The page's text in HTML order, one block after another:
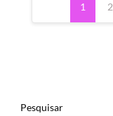
posts
1 2
Pesquisar